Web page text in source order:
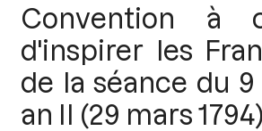
Convention à
d'inspirer les
de la séance du
an II (29 mars 1794)